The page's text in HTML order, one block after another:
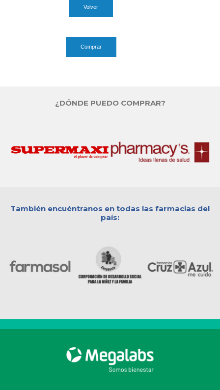
Volver
Comprar
¿DÓNDE PUEDO COMPRAR?
También encuéntranos en todas las farmacias del
país: